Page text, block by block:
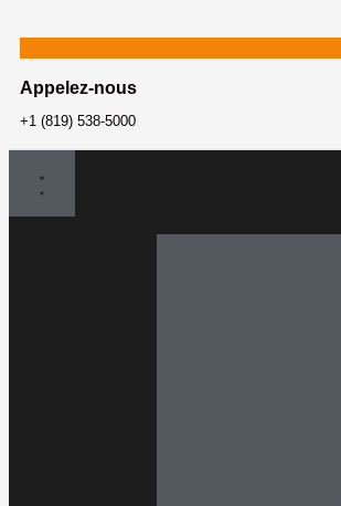
Appelez-nous
+1 (819) 538-5000